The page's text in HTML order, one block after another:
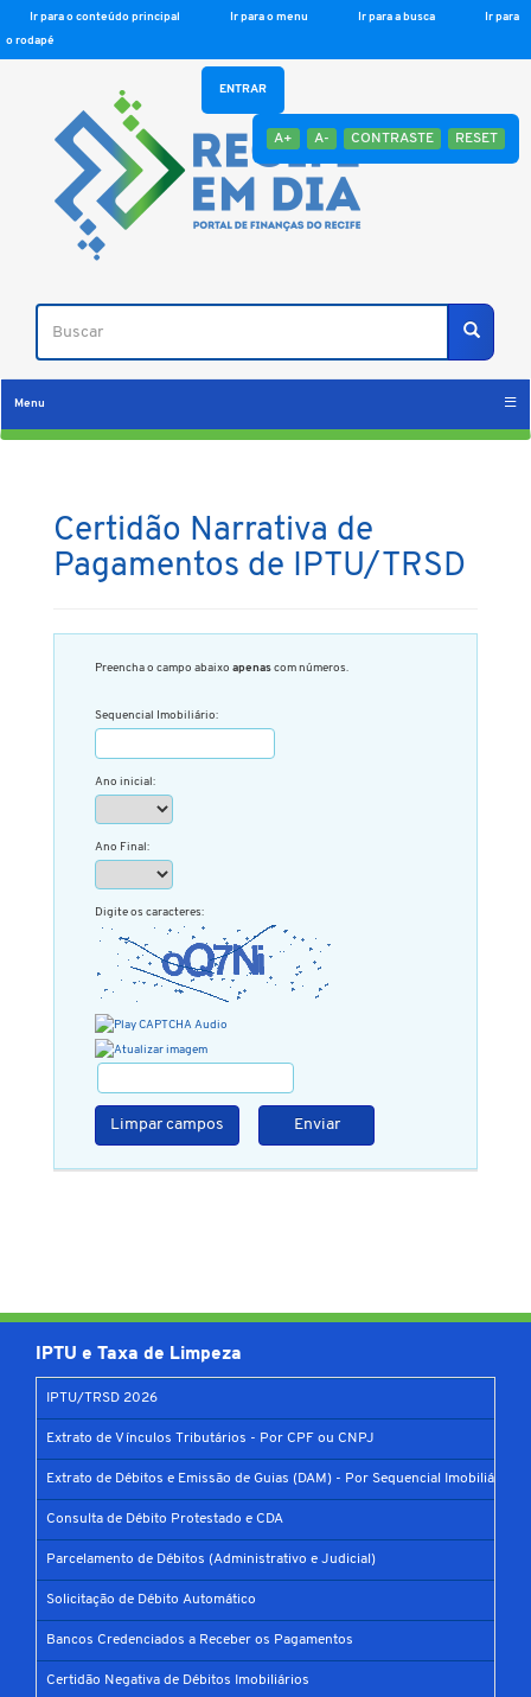
Ir para o conteúdo principal Ir para o menu Ir para a busca
Ir para
o rodapé
A+ A- CONTRASTE RESET
Buscar
ENTRAR
Menu
Certidão Narrativa de
Pagamentos de IPTU/TRSD
Preencha o campo abaixo apenascom números.
Sequencial Imobiliário:
Ano inicial:
Ano Final:
Digite os caracteres:
Limpar campos Enviar
IPTU e Taxa de Limpeza
IPTU/TRSD 2026
Extrato de Vínculos Tributários - Por CPF ou CNPJ
Extrato de Débitos e Emissão de Guias (DAM) - Por Sequencial Imobiliário
Consulta de Débito Protestado e CDA
Parcelamento de Débitos (Administrativo e Judicial)
Solicitação de Débito Automático
Bancos Credenciados a Receber os Pagamentos
Certidão Negativa de Débitos Imobiliários